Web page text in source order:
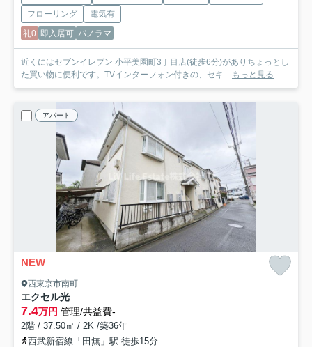
フローリング
電気有
礼0 即入居可 パノラマ
近くにはセブンイレブン 小平美園町3丁目店(徒歩6分)がありちょっとし
た買い物に便利です。TVインターフォン付きの、セキ...
もっと見る
アパート
NEW
西東京市南町
エクセル光
7.4万円 管理/共益費-
2階 / 37.50㎡ / 2K /築36年
西武新宿線「田無」駅 徒歩15分